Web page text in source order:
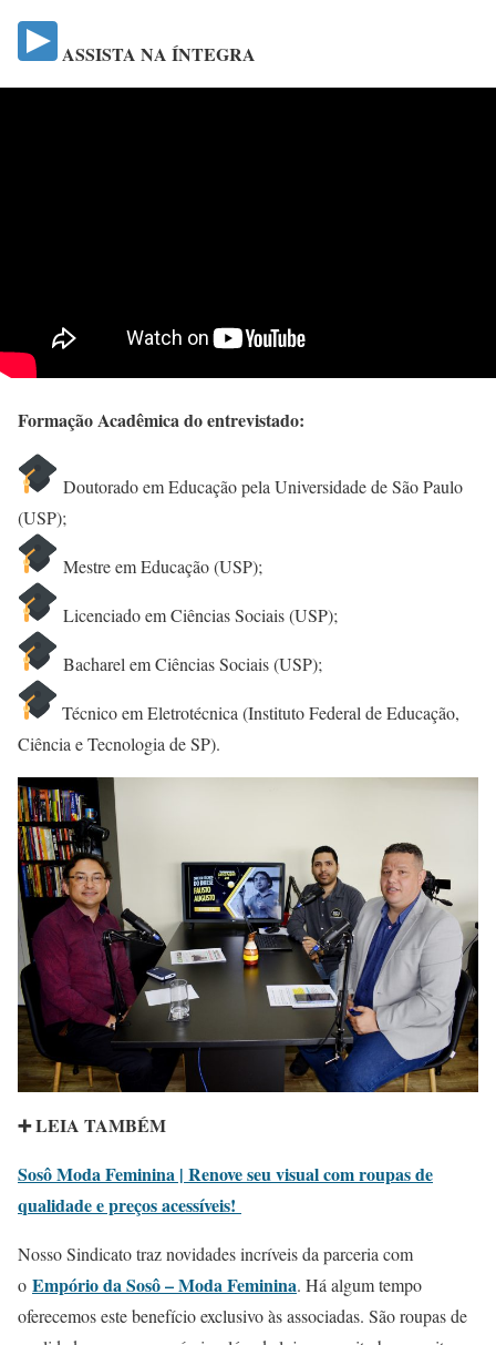
ASSISTA NA ÍNTEGRA
Formação Acadêmica do entrevistado:
Doutorado em Educação pela Universidade de São Paulo
(USP);
Mestre em Educação (USP);
Licenciado em Ciências Sociais (USP);
Bacharel em Ciências Sociais (USP);
Técnico em Eletrotécnica (Instituto Federal de Educação,
Ciência e Tecnologia de SP).
➕ LEIA TAMBÉM
Sosô Moda Feminina | Renove seu visual com roupas de
qualidade e preços acessíveis!
Nosso Sindicato traz novidades incríveis da parceria com
o Empório da Sosô – Moda Feminina. Há algum tempo
oferecemos este benefício exclusivo às associadas. São roupas de